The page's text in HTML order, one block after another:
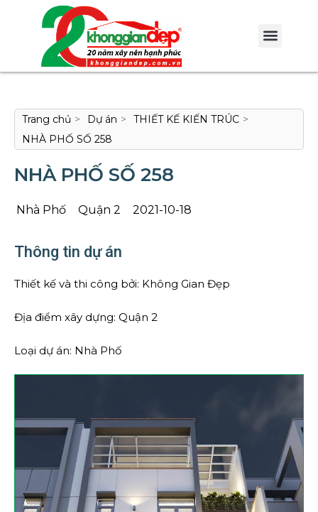
Trang chủ > Dự án > THIẾT KẾ KIẾN TRÚC >
NHÀ PHỐ SỐ 258
NHÀ PHỐ SỐ 258
Nhà Phố Quận 2 2021-10-18
Thông tin dự án
Thiết kế và thi công bởi: Không Gian Đẹp
Địa điểm xây dựng: Quận 2
Loại dự án: Nhà Phố